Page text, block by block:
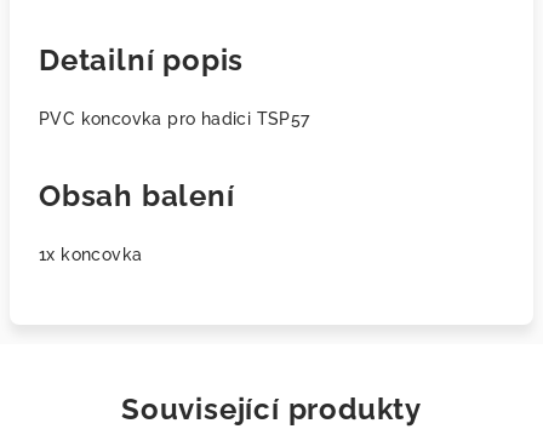
Detailní popis
PVC koncovka pro hadici TSP57
Obsah balení
1x koncovka
Související produkty